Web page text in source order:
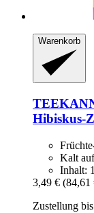
Warenkorb
Hibiskus-​
Kalt
Inhalt:
3,49 € (84,61
Zustellung